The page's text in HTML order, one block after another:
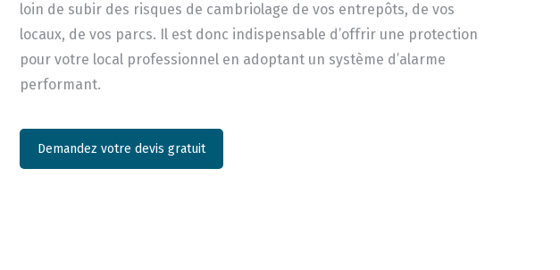
loin de subir des risques de cambriolage de vos entrepôts, de vos
locaux, de vos parcs. Il est donc indispensable d’offrir une protection
pour votre local professionnel en adoptant un système d’alarme
performant.
Demandez votre devis gratuit